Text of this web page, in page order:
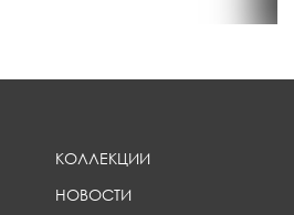
КОЛЛЕКЦИИ
НОВОСТИ